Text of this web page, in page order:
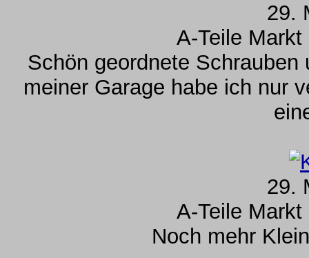
29.
A-Teile
Schön geordnete
meiner Garage habe ich nur
29.
A-Teile
Noch mehr